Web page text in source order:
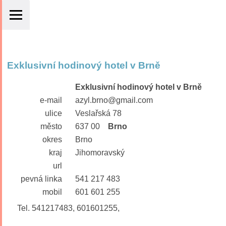
Exklusivní hodinový hotel v Brně
Exklusivní hodinový hotel v Brně
e-mail
azyl.brno@gmail.com
ulice
Veslařská 78
město
637 00
Brno
okres
Brno
kraj
Jihomoravský
url
pevná linka
541 217 483
mobil
601 601 255
Tel. 541217483, 601601255,